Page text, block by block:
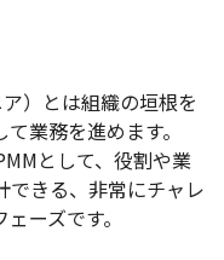
）とは組織の垣根を
業務を進めます。
として、役割や業
できる、非常にチャレ
ーズです。